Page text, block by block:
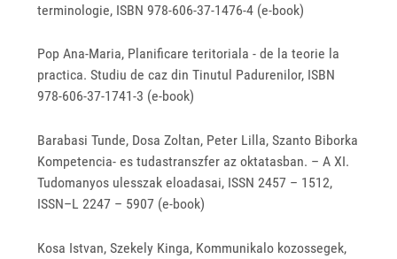
terminologie, ISBN 978-606-37-1476-4 (e-book)
Pop Ana‐Maria, Planificare teritoriala ‐ de la teorie la
practica. Studiu de caz din Tinutul Padurenilor, ISBN
978-606-37-1741-3 (e-book)
Barabasi Tunde, Dosa Zoltan, Peter Lilla, Szanto Biborka
Kompetencia- es tudastranszfer az oktatasban. – A XI.
Tudomanyos ulesszak eloadasai, ISSN 2457 – 1512,
ISSN–L 2247 – 5907 (e-book)
Kosa Istvan, Szekely Kinga, Kommunikalo kozossegek,